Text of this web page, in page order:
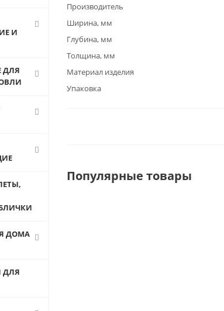
Производитель
Ширина, мм
Глубина, мм
Толщина, мм
Материал изделия
Упаковка
Популярные товары
И
ДЛЯ
ДОМА
ДЛЯ